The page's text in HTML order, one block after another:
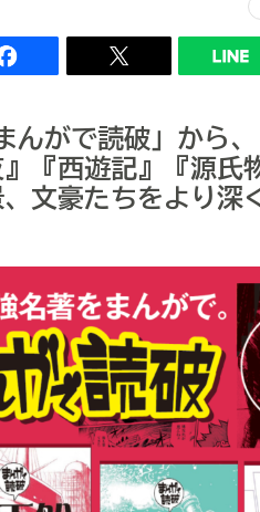
んがで読破」から、
『西遊記』『源氏
文豪たちをより深